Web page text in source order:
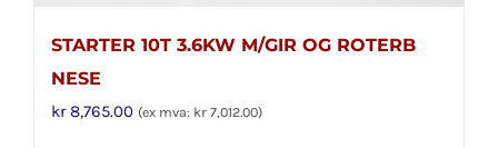
STARTER 10T 3.6KW M/GIR OG ROTERB
NESE
kr8,765.00 (ex mva: kr 7,012.00)